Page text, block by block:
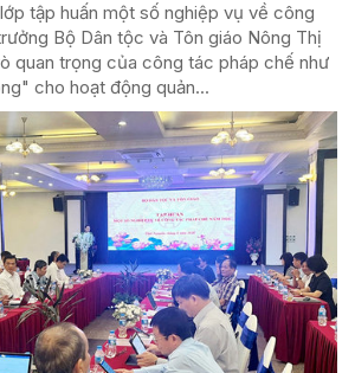
tập huấn một số nghiệp vụ về công
Bộ Dân tộc và Tôn giáo Nông Thị
quan trọng của công tác pháp chế như
cho hoạt động quản...